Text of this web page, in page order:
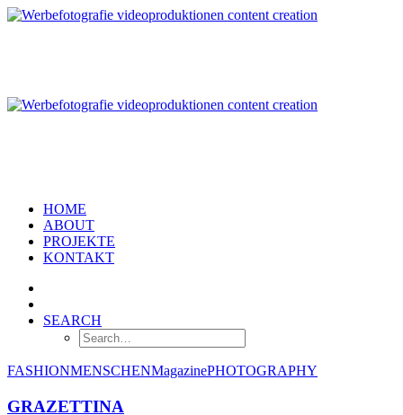
HOME
ABOUT
PROJEKTE
KONTAKT
SEARCH
FASHIONMENSCHENMagazinePHOTOGRAPHY
GRAZETTINA